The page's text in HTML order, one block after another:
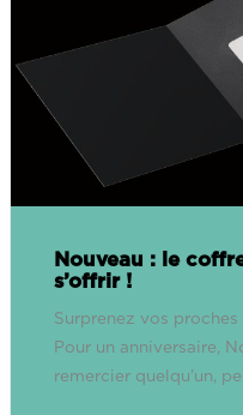
Nouveau : le
s’offrir !
Surprenez vos
Pour un anniversaire,
remercier quelqu’un,